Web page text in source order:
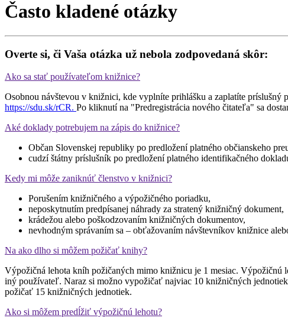
Často kladené otázky
Overte si, či Vaša otázka už nebola zodpovedaná skôr:
Ako sa stať používateľom knižnice?
Osobnou návštevou v knižnici, kde vyplníte prihlášku a zaplatíte
https://sdu.sk/rCR. Po kliknutí na "Predregistrácia nového čitateľa" sa
Aké doklady potrebujem na zápis do knižnice?
Občan Slovenskej republiky po predložení platného občianskeho
cudzí štátny príslušník po predložení platného identifikačného
Kedy mi môže zaniknúť členstvo v knižnici?
Porušením knižničného a výpožičného poriadku,
neposkytnutím predpísanej náhrady za stratený knižničný dokument,
krádežou alebo poškodzovaním knižničných dokumentov,
nevhodným správaním sa – obťažovaním návštevníkov knižnice
Na ako dlho si môžem požičať knihy?
Výpožičná lehota kníh požičaných mimo knižnicu je 1 mesiac.
iný používateľ. Naraz si možno vypožičať najviac 10 knižničných
požičať 15 knižničných jednotiek.
Ako si môžem predĺžiť výpožičnú lehotu?